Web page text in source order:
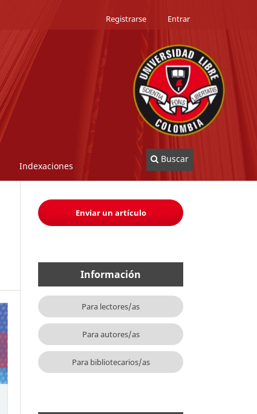
Indexaciones
Buscar
Registrarse Entrar
Enviar un artículo
Información
Para lectores/as
Para autores/as
Para bibliotecarios/as